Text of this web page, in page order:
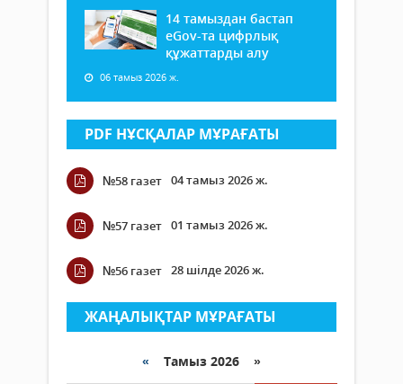
14 тамыздан бастап
еGov-та цифрлық
құжаттарды алу
06 тамыз 2026 ж.
PDF НҰСҚАЛАР МҰРАҒАТЫ
№58 газет 04 тамыз 2026 ж.
№57 газет 01 тамыз 2026 ж.
№56 газет 28 шілде 2026 ж.
ЖАҢАЛЫҚТАР МҰРАҒАТЫ
« Тамыз 2026 »